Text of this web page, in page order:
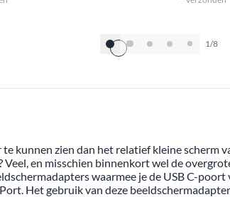
1/8
kunnen zien dan het relatief kleine
en misschien binnenkort wel de
waarmee je de USB C-
Het gebruik van deze